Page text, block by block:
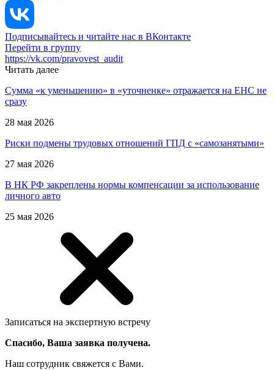
Подписывайтесь и читайте нас в ВКонтакте
Перейти в группу
https://vk.com/pravovest_audit
Читать далее
Сумма «к уменьшению» в «уточненке» отражается на ЕНС не
сразу
28 мая 2026
Риски подмены трудовых отношений ГПД с «самозанятыми»
27 мая 2026
В НК РФ закреплены нормы компенсации за использование
личного авто
25 мая 2026
Записаться на экспертную встречу
Спасибо, Ваша заявка получена.
Наш сотрудник свяжется с Вами.